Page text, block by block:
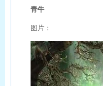
青牛
图片：